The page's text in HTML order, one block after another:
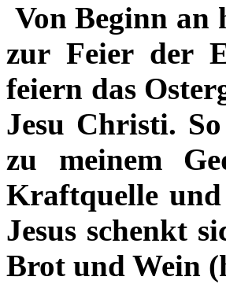
Von Beginn an
zur Feier der
feiern das
Jesu Christi.
zu meinem
Kraftquelle und
Jesus schenkt
Brot und Wein